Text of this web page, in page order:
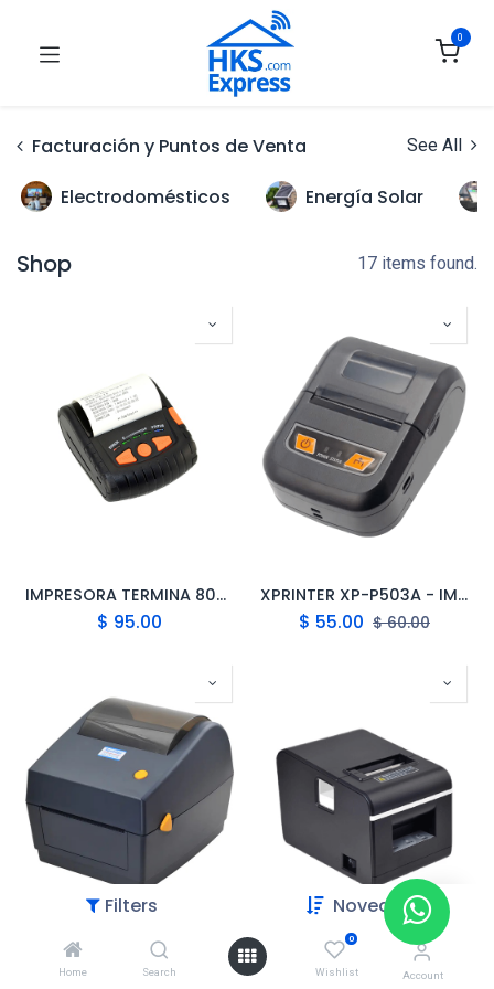
Filters Novedades
Home Search
0
Wishlist Account
0
Facturación y Puntos de Venta See All
Electrodomésticos Energía Solar
Shop 17 items found.
IMPRESORA TERMINA 80MM GPRINTER PT-380
$ 95.00
XPRINTER XP-P503A - IMPRESORA DE RECIBOS TERMICA 58MM USB/BT PORTATIL
$ 55.00 $60.00
XPRINTER XP-480B - IMPRESORA DE ETIQUETAS TERMICA 100MM USB
199.00 $79.99